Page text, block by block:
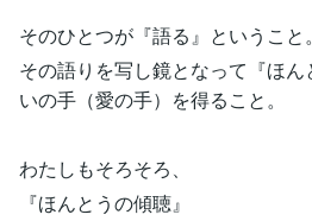
そのひとつが『語る』ということ。
その語りを写し鏡となって『ほ
いの手（愛の手）を得ること。
わたしもそろそろ、
『ほんとうの傾聴』